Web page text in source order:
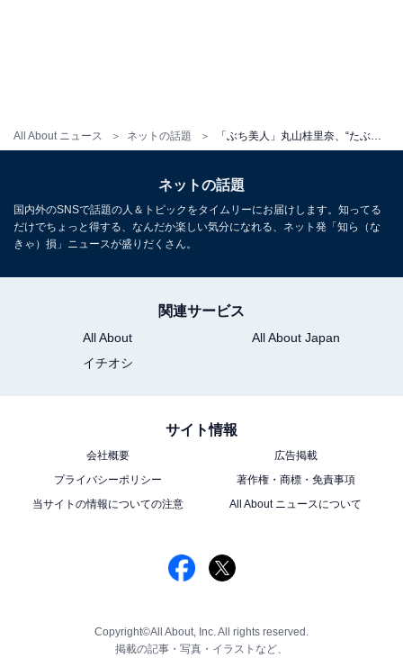
All About ニュース ネットの話題 「ぶち美人」丸山桂里奈、“たぶん13年前”の写真に称賛の声！ 「さすが、国民栄誉賞！」
ネットの話題
国内外のSNSで話題の人＆トピックをタイムリーにお届けします。知ってる
だけでちょっと得する、なんだか楽しい気分になれる、ネット発「知ら（な
きゃ）損」ニュースが盛りだくさん。
関連サービス
All About
All About Japan
イチオシ
サイト情報
会社概要
広告掲載
プライバシーポリシー
著作権・商標・免責事項
当サイトの情報についての注意
All About ニュースについて
Copyright©All About, Inc. All rights reserved.
掲載の記事・写真・イラストなど、